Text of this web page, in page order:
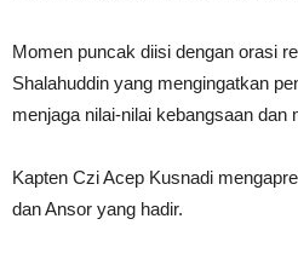
Momen puncak diisi dengan orasi
Shalahuddin yang mengingatkan
menjaga nilai-nilai kebangsaan dan
Kapten Czi Acep Kusnadi
dan Ansor yang hadir.